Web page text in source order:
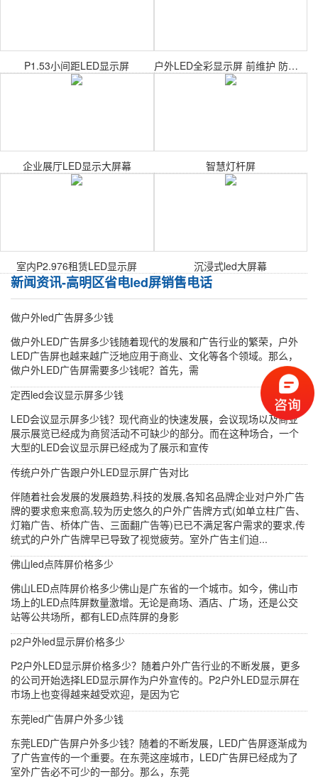
P1.53小间距LED显示屏 户外LED全彩显示屏 前维护 防水广告屏
企业展厅LED显示大屏幕 智慧灯杆屏
室内P2.976租赁LED显示屏 沉浸式led大屏幕
新闻资讯-高明区省电led屏销售电话
做户外led广告屏多少钱
做户外LED广告屏多少钱随着现代的发展和广告行业的繁荣，户外
LED广告屏也越来越广泛地应用于商业、文化等各个领域。那么，
做户外LED广告屏需要多少钱呢？首先，需
定西led会议显示屏多少钱
LED会议显示屏多少钱？现代商业的快速发展，会议现场以及商业
展示展览已经成为商贸活动不可缺少的部分。而在这种场合，一个
大型的LED会议显示屏已经成为了展示和宣传
传统户外广告跟户外LED显示屏广告对比
伴随着社会发展的发展趋势,科技的发展,各知名品牌企业对户外广告
牌的要求愈来愈高,较为历史悠久的户外广告牌方式(如单立柱广告、
灯箱广告、桥体广告、三面翻广告等)已已不满足客户需求的要求,传
统式的户外广告牌早已导致了视觉疲劳。室外广告主们迫...
佛山led点阵屏价格多少
佛山LED点阵屏价格多少佛山是广东省的一个城市。如今，佛山市
场上的LED点阵屏数量激增。无论是商场、酒店、广场，还是公交
站等公共场所，都有LED点阵屏的身影
p2户外led显示屏价格多少
P2户外LED显示屏价格多少？随着户外广告行业的不断发展，更多
的公司开始选择LED显示屏作为户外宣传的。P2户外LED显示屏在
市场上也变得越来越受欢迎，是因为它
东莞led广告屏户外多少钱
东莞LED广告屏户外多少钱？随着的不断发展，LED广告屏逐渐成为
了广告宣传的一个重要。在东莞这座城市，LED广告屏已经成为了
室外广告必不可少的一部分。那么，东莞